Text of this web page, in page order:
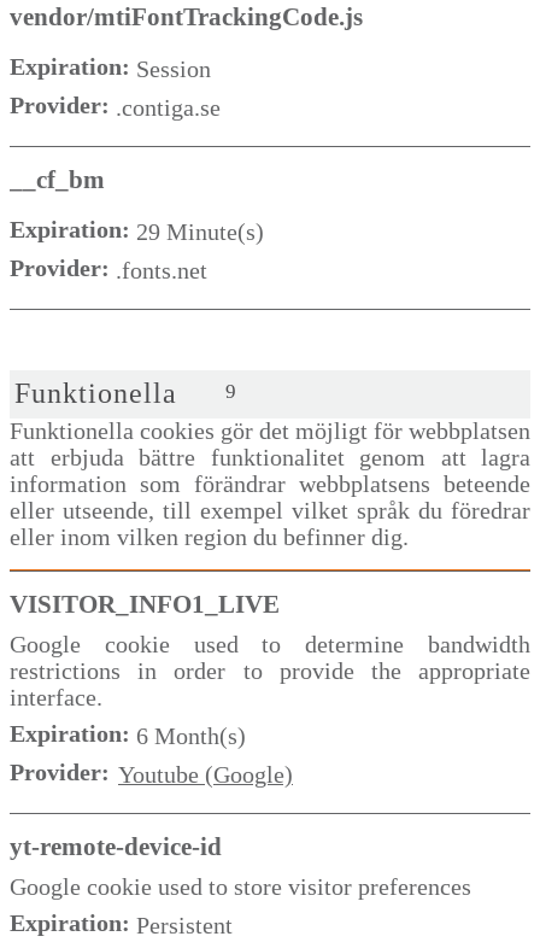
vendor/mtiFontTrackingCode.js
Expiration: Session
Provider: .contiga.se
__cf_bm
Expiration: 29 Minute(s)
Provider: .fonts.net
Funktionella 9
Funktionella cookies gör det möjligt för webbplatsen
att erbjuda bättre funktionalitet genom att lagra
information som förändrar webbplatsens beteende
eller utseende, till exempel vilket språk du föredrar
eller inom vilken region du befinner dig.
VISITOR_INFO1_LIVE
Google cookie used to determine bandwidth
restrictions in order to provide the appropriate
interface.
Expiration: 6 Month(s)
Provider: Youtube (Google)
yt-remote-device-id
Google cookie used to store visitor preferences
Expiration: Persistent